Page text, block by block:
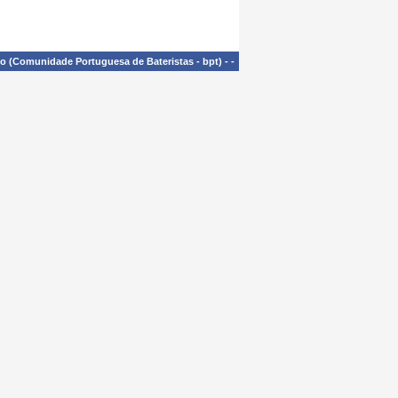
(Comunidade Portuguesa de Bateristas - bpt) - -